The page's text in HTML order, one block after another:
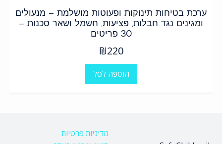
ערכת בטיחות תינוקות ופעוטות מושלמת – מנעולים
ומגינים נגד חבלות, פציעות, חשמל ושאר סכנות –
30 פריטים
₪220
הוספה לסל
מדיניות פרטיות